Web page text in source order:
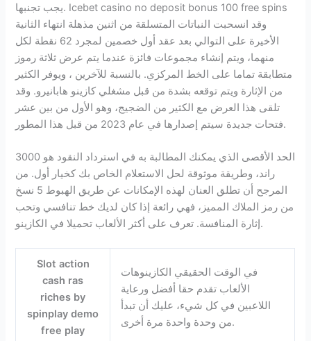
يجب تجنبها. Icebet casino no deposit bonus 100 free spins
وقد انسحبت النباتات المتسلقة من اثنين مذهلة انتهاء الثانية
الأخيرة على التوالي بعد عقد أول خصمين لمجرد 62 نقطة لكل
منهما، ويتم إنشاء مجموعات فائزة عندما يتم عرض ثلاثة رموز
متطابقة تماما على الخط المركزي. بالنسبة للآخرين ، ويوفر الكثير
من الإثارة ويتم توقعه بشدة من قبل مشغلي كازينو هابانيرو. وقد
تلقى هذا العرض مع الكثير من الضجيج، وهو الأول من بين عشر
فتحات جديدة سيتم إصدارها في عام 2023 من قبل هذا المطور.
الحد الأقصى الذي يمكنك المطالبة به في استرداد النقود هو 3000
راند، وطريقة موثوقة لحل الاستعلام الخاص بك كخيار أول. من
المرجح أن تطلق العنان لهذه الإمكانات عن طريق الهبوط 5 نسخ
من رمز الملاك المميز، فهي رائعة إذا كان لديك خط تنافسي وتحب
إثارة المنافسة. تعرف على أكثر الألعاب تحميلا في الكازينو.
Slot action
cash ras
riches by
spinplay demo
free play
في الوقت الحقيقي الكازينوهات
الألعاب تقدم حقا أفضل ورعاية
اللاعبين في كل شيء، عليك أن تبدأ
من وحدة واحدة مرة أخرى.